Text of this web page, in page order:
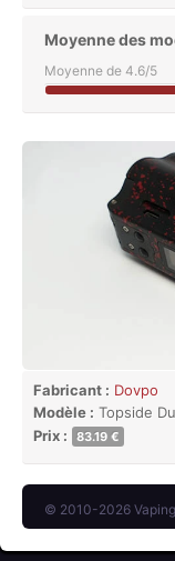
Moyenne des
Moyenne de 4.6/5
Fabricant : Dovpo
Modèle : Topside
Prix :
83.19 €
© 2010-2026